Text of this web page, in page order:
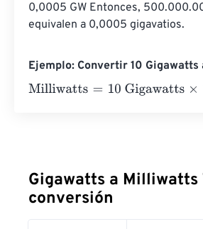
0,0005 GW Entonces,
equivalen a 0,0005 gigavatios.
Ejemplo: Convertir 10
Milliwatts=10 Gigawatts×
Gigawatts a Milliwatts
conversión